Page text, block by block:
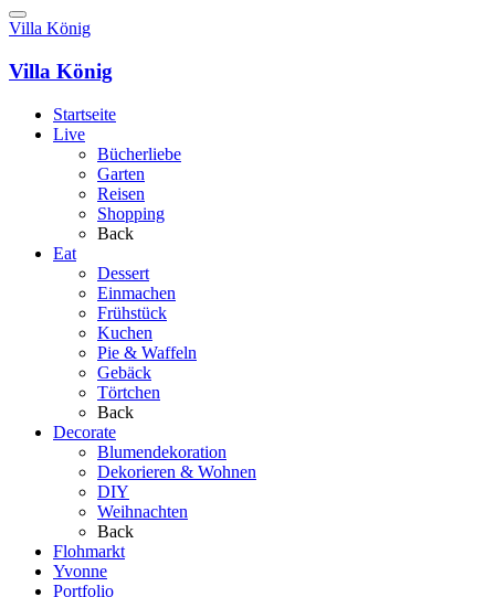
Villa König
Villa König
Startseite
Live
Bücherliebe
Garten
Reisen
Shopping
Back
Eat
Dessert
Einmachen
Frühstück
Kuchen
Pie & Waffeln
Gebäck
Törtchen
Back
Decorate
Blumendekoration
Dekorieren & Wohnen
DIY
Weihnachten
Back
Flohmarkt
Yvonne
Portfolio